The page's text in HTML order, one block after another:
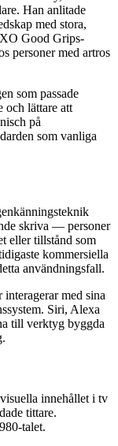
Han anlitade
med stora,
Good Grips-
personer med artros
som passade
och lättare att
på
som vanliga
skriva — personer
eller tillstånd som
kommersiella
användningsfall.
med sina
Siri, Alexa
till verktyg byggda
innehållet i tv
tittare.
talet.